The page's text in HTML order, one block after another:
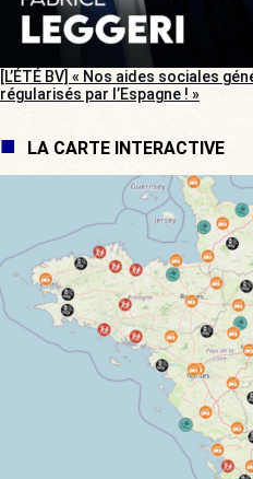
[L’ÉTÉ BV] « Nos aides sociales
régularisés par l’Espagne ! »
LA CARTE INTERACTIVE